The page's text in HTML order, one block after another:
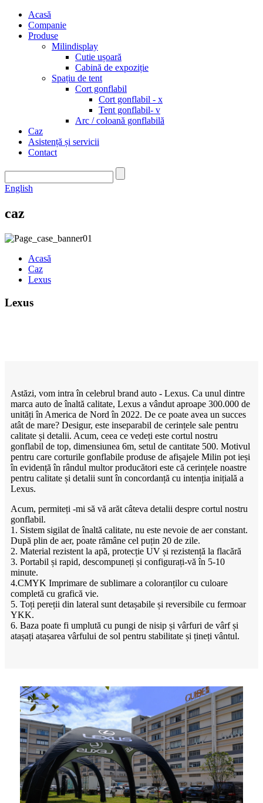
Acasă
Companie
Produse
Milindisplay
Cutie ușoară
Cabină de expoziție
Spațiu de tent
Cort gonflabil
Cort gonflabil - x
Tent gonflabil- v
Arc / coloană gonflabilă
Caz
Asistență și servicii
Contact
English
caz
Acasă
Caz
Lexus
Lexus
Astăzi, vom intra în celebrul brand auto - Lexus. Ca unul dintre
marca auto de înaltă calitate, Lexus a vândut aproape 300.000 de
unități în America de Nord în 2022. De ce poate avea un succes
atât de mare? Desigur, este inseparabil de cerințele sale pentru
calitate și detalii. Acum, ceea ce vedeți este cortul nostru
gonflabil de top, dimensiunea 6m, setul de cantitate 500. Motivul
pentru care corturile gonflabile produse de afișajele Milin pot ieși
în evidență în rândul multor producători este că cerințele noastre
pentru calitate și detalii sunt în concordanță cu intenția inițială a
Lexus.
Acum, permiteți -mi să vă arăt câteva detalii despre cortul nostru
gonflabil.
1. Sistem sigilat de înaltă calitate, nu este nevoie de aer constant.
După plin de aer, poate rămâne cel puțin 20 de zile.
2. Material rezistent la apă, protecție UV și rezistență la flacără
3. Portabil și rapid, descompuneți și configurați-vă în 5-10
minute.
4.CMYK Imprimare de sublimare a coloranților cu culoare
completă cu grafică vie.
5. Toți pereții din lateral sunt detașabile și reversibile cu fermoar
YKK.
6. Baza poate fi umplută cu pungi de nisip și vârfuri de vârf și
atașați atașarea vârfului de sol pentru stabilitate și țineți vântul.